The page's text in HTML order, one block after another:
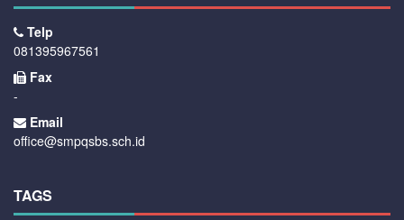
Telp
081395967561
Fax
-
Email
office@smpqsbs.sch.id
TAGS